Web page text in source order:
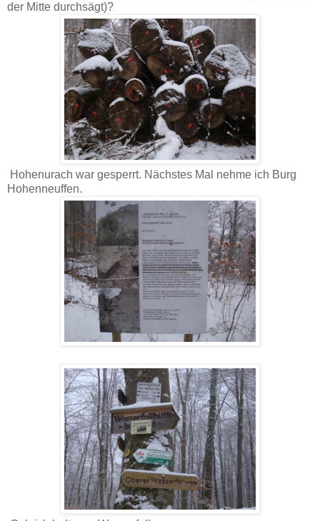
der Mitte durchsägt)?
Hohenurach war gesperrt. Nächstes Mal nehme ich Burg
Hohenneuffen.